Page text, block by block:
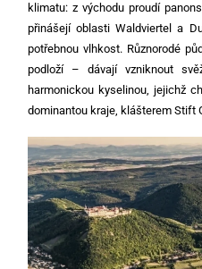
klimatu: z východu proudí
přinášejí oblasti Waldviertel a
potřebnou vlhkost. Různorodé
podloží – dávají vzniknout
harmonickou kyselinou, jejichž
dominantou kraje, klášterem Stift